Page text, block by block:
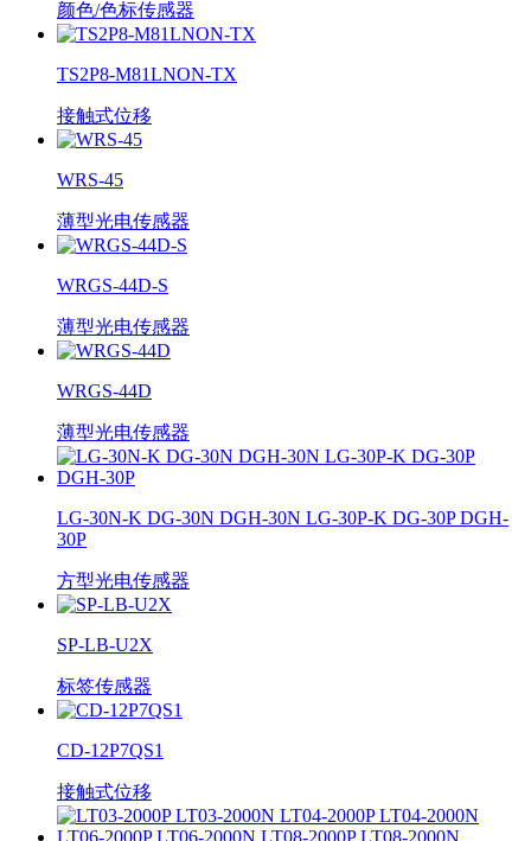
颜色/色标传感器
TS2P8-M81LNON-TX
接触式位移
WRS-45
薄型光电传感器
WRGS-44D-S
薄型光电传感器
WRGS-44D
薄型光电传感器
LG-30N-K DG-30N DGH-30N LG-30P-K DG-30P DGH-
30P
方型光电传感器
SP-LB-U2X
标签传感器
CD-12P7QS1
接触式位移